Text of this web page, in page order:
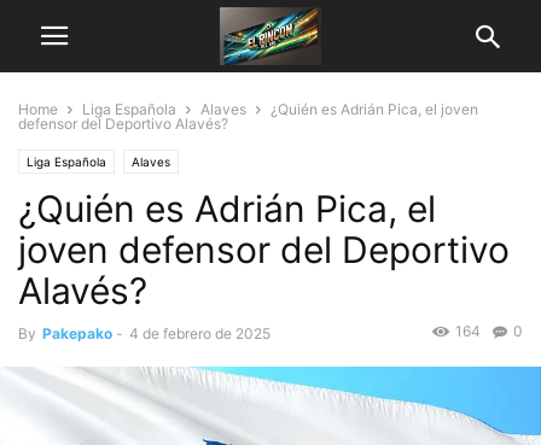
Home Liga Española Alaves
¿Quién es Adrián Pica, el joven
defensor del Deportivo Alavés?
Liga Española Alaves
¿Quién es Adrián Pica, el
joven defensor del Deportivo
Alavés?
By Pakepako - 4 de febrero de 2025 0
164